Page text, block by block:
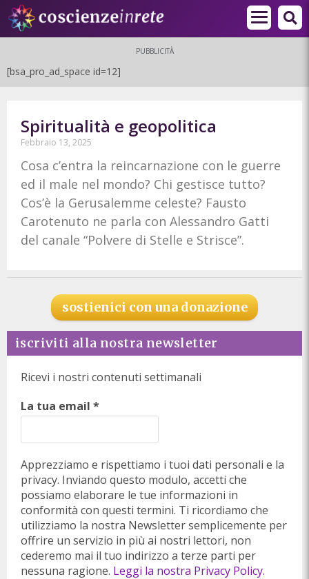
PUBBLICITÀ
[bsa_pro_ad_space id=12]
Spiritualità e geopolitica
Febbraio 13, 2025
Cosa c’entra la reincarnazione con le guerre
ed il male nel mondo? Chi gestisce tutto?
Cos’è la Gerusalemme celeste? Fausto
Carotenuto ne parla con Alessandro Gatti
del canale “Polvere di Stelle e Strisce”.
sostienici con una donazione
iscriviti alla nostra newsletter
Ricevi i nostri contenuti settimanali
La tua email *
Apprezziamo e rispettiamo i tuoi dati personali e la
privacy. Inviando questo modulo, accetti che
possiamo elaborare le tue informazioni in
conformità con questi termini. Ti ricordiamo che
utilizziamo la nostra Newsletter semplicemente per
offrire un servizio in più ai nostri lettori, non
cederemo mai il tuo indirizzo a terze parti per
nessuna ragione. Leggi la nostra Privacy Policy.